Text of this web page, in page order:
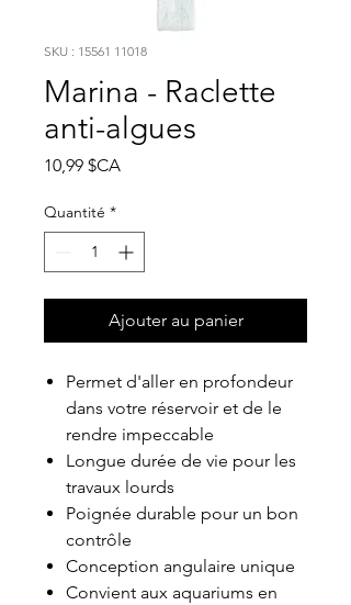
SKU : 15561 11018
Marina - Raclette
anti-algues
10,99 $CAPrix
Quantité *
Ajouter au panier
Permet d'aller en profondeur
dans votre réservoir et de le
rendre impeccable
Longue durée de vie pour les
travaux lourds
Poignée durable pour un bon
contrôle
Conception angulaire unique
Convient aux aquariums en